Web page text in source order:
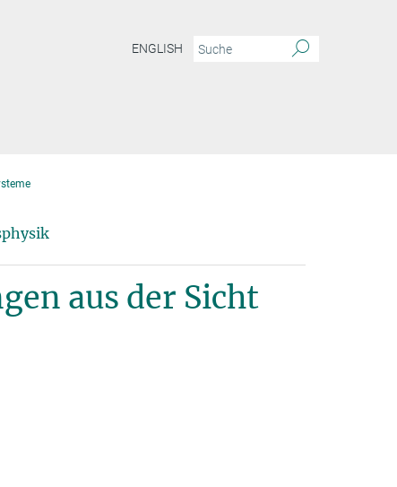
ENGLISH
aus der Sicht